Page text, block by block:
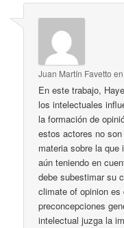
Juan Martín Favetto
En este trabajo,
los intelectuales
la formación de
estos actores no
materia sobre la que
aún teniendo en
debe subestimar su
climate of opinion es
preconcepciones
intelectual juzga la